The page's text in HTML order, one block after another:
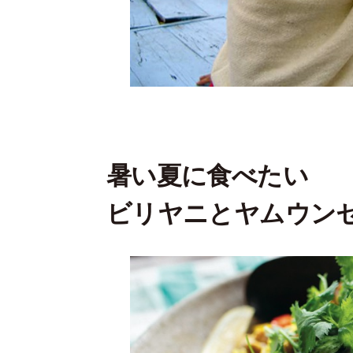
暑い夏に食べたい
ビリヤニとヤムウン